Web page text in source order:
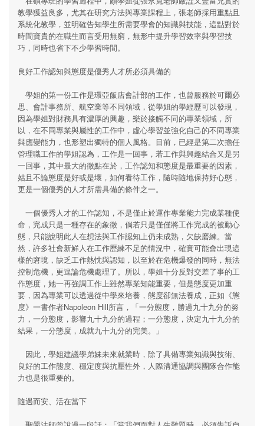
教學獲益良多，尤其在研究方法與專業課程上，張老師採用重點且
系統化教學，並明確告知學生所需要學會的知識與技能，這點對於
時間寶貴的在職生而言受用無窮，無形中提升學習效率與學習技
巧，同時也省下不少學習時間。
良好工作認知與態度是優秀人才所必須具備的
學姐的第一份工作是環亞飯店會計部的工作，也曾服務於可爾必
思、會計事務所、航空業等不同領域，從學姐的學經歷可以發現，
因為學姐對財務具有濃厚的興趣，樂於接觸不同的專業領域，所
以，在不同專業與屬性的工作中，虛心學習並強化自己的不同專業
與應變能力，也形塑出獨特的個人風格。目前，已經是第二次擔任
管理職工作的學姐認為，工作是一回事，若工作與興趣結合又是另
一回事，其中最大的徵點在於，工作認知和態度是最重要的因素，
姑且不論態度是好或是壞，如何看待工作，隨時隨地保持好心態，
更是一個優秀的人才所需具備的條件之一。
一個優秀人才的工作認知，不是僅止於運作專業能力完成某種使
命，完成只是一種存在的象徵，倘若只是僅僅將工作完成的被動心
態，只能說明此人在想法與工作認知上仍未成熟，欠缺磨練。當
然，許多社會新鮮人在工作歷練不足的情況中，確實可能會出現這
樣的窘境，缺乏工作熱忱與認知，以至於在危機爆發的同時，無法
控制危機，更遑論危機處理了。所以，學姐十分反對交差了事的工
作態度，她一再強調工作上雖然專業知能重要，但是態度更加重
要，因為專業可以透過從中學來培養，態度卻無法養成，正如《態
度》一書作者Napoleon Hill所言，「一分態度，勝過九十九分的努
力，一分態度，影響九十九分的過程；一分態度，決定九十九分的
結果，一分態度，成就九十九分的完美。」
因此，學姐建議學弟妹未來就業時，除了具備專業知識與技術、
良好的工作態度、穩定度與抗壓性外，人際溝通協調與團隊合作能
力也是很重要的。
隨遇而安、活在當下